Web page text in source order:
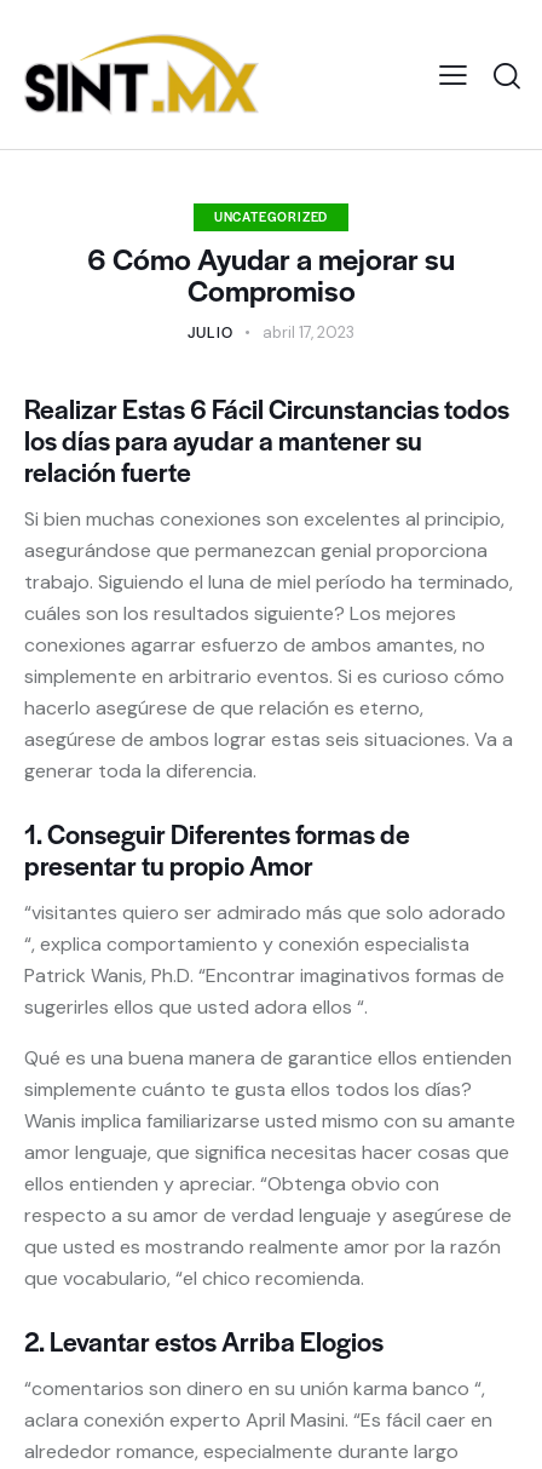
UNCATEGORIZED
6 Cómo Ayudar a mejorar su
Compromiso
JULIO abril 17, 2023
Realizar Estas 6 Fácil Circunstancias todos
los días para ayudar a mantener su
relación fuerte
Si bien muchas conexiones son excelentes al principio,
asegurándose que permanezcan genial proporciona
trabajo. Siguiendo el luna de miel período ha terminado,
cuáles son los resultados siguiente? Los mejores
conexiones agarrar esfuerzo de ambos amantes, no
simplemente en arbitrario eventos. Si es curioso cómo
hacerlo asegúrese de que relación es eterno,
asegúrese de ambos lograr estas seis situaciones. Va a
generar toda la diferencia.
1. Conseguir Diferentes formas de
presentar tu propio Amor
“visitantes quiero ser admirado más que solo adorado
“, explica comportamiento y conexión especialista
Patrick Wanis, Ph.D. “Encontrar imaginativos formas de
sugerirles ellos que usted adora ellos “.
Qué es una buena manera de garantice ellos entienden
simplemente cuánto te gusta ellos todos los días?
Wanis implica familiarizarse usted mismo con su amante
amor lenguaje, que significa necesitas hacer cosas que
ellos entienden y apreciar. “Obtenga obvio con
respecto a su amor de verdad lenguaje y asegúrese de
que usted es mostrando realmente amor por la razón
que vocabulario, “el chico recomienda.
2. Levantar estos Arriba Elogios
“comentarios son dinero en su unión karma banco “,
aclara conexión experto April Masini. “Es fácil caer en
alrededor romance, especialmente durante largo